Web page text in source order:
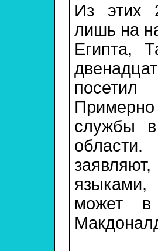
Из этих
лишь на
Египта,
Примерно
службы
может в